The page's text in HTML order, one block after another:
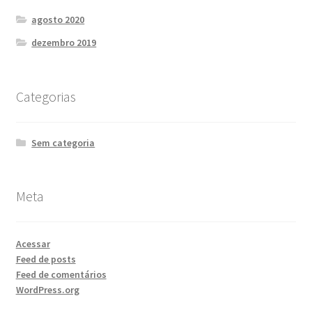
Obrigado Integração Azure AD
Obrigado Treinamento Gratuito Windows Server 2019
Server
Obrigado Windows Server 2019
agosto 2020
dezembro 2019
Categorias
Sem categoria
Meta
Acessar
Feed de posts
Feed de comentários
WordPress.org